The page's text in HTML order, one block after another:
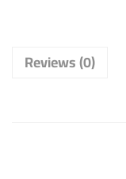
Reviews (0)